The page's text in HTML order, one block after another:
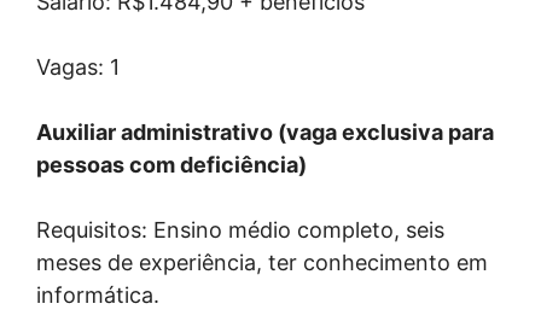
Vagas: 1
Auxiliar administrativo (vaga exclusiva para
pessoas com deficiência)
Requisitos: Ensino médio completo, seis
meses de experiência, ter conhecimento em
informática.